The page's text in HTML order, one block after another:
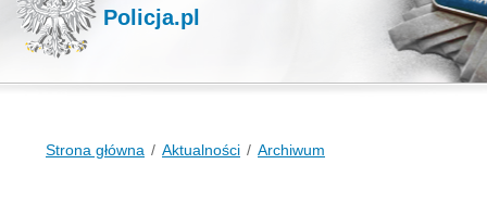
Policja.pl
Strona główna Aktualności Archiwum